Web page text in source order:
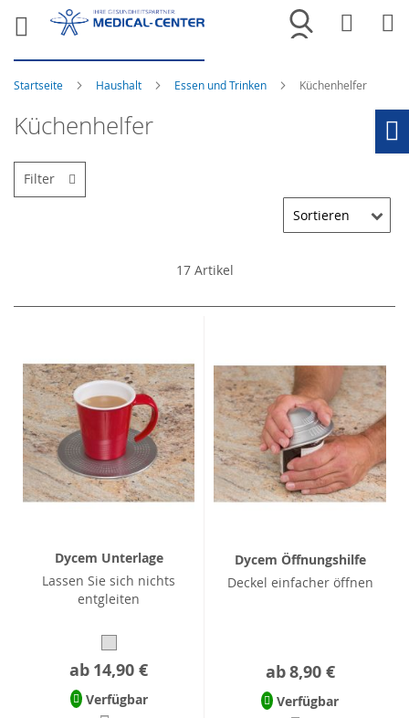
Merkliste
Startseite Haushalt Essen und Trinken Küchenhelfer
Küchenhelfer
17Artikel
Dycem Unterlage
Lassen Sie sich nichts
entgleiten
ab 14,90 €
Verfügbar
Dycem Öffnungshilfe
Deckel einfacher öffnen
ab8,90 €
Verfügbar
Filter